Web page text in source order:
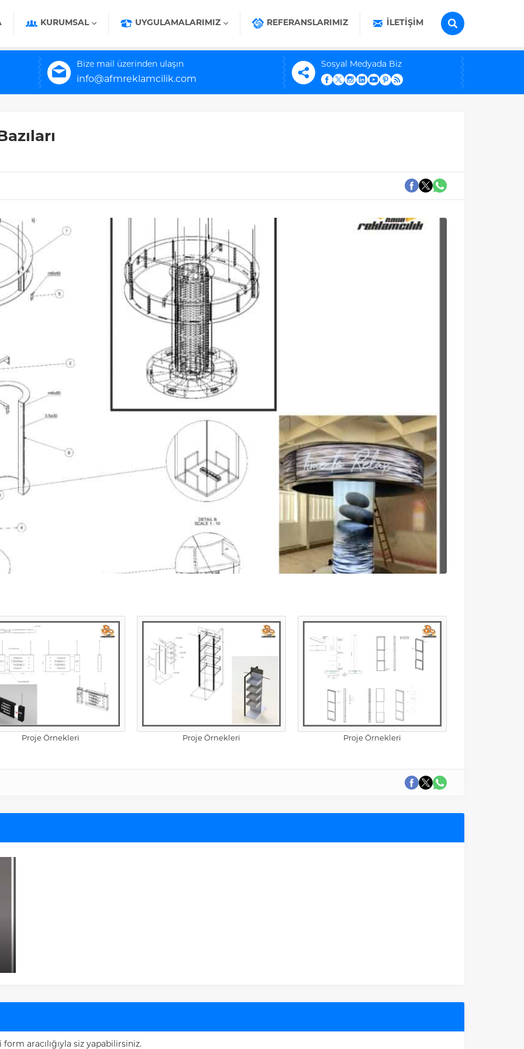
KURUMSAL UYGULAMALARIMIZ REFERANSLARIMIZ İLETIŞIM
Bize mail üzerinden ulaşın
info@afmreklamcilik.com
Sosyal Medyada Biz
Proje Örnekleri Proje Örnekleri Proje Örnekleri
aracılığıyla siz yapabilirsiniz.